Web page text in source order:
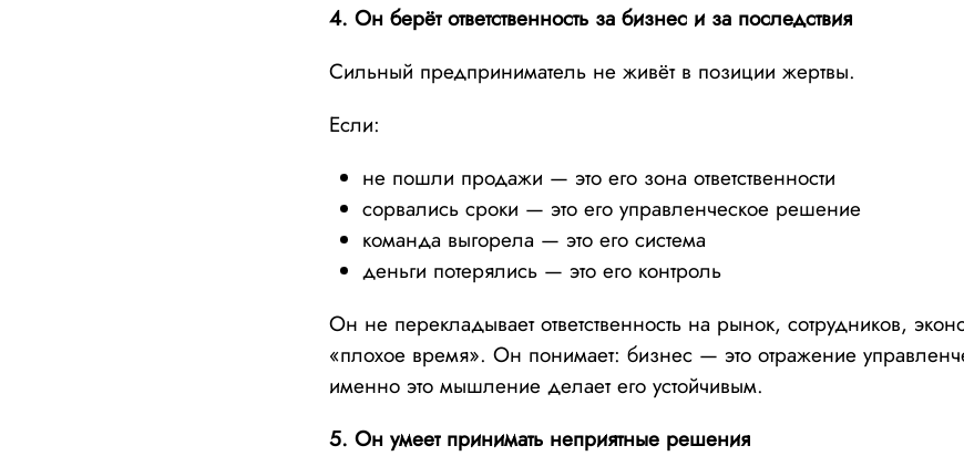
4. Он берёт ответственность за бизнес и за последствия
Сильный предприниматель не живёт в позиции жертвы.
Если:
не пошли продажи — это его зона ответственности
сорвались сроки — это его управленческое решение
команда выгорела — это его система
деньги потерялись — это его контроль
Он не перекладывает ответственность на рынок, сотрудников,
«плохое время». Он понимает: бизнес — это отражение
именно это мышление делает его устойчивым.
5. Он умеет принимать неприятные решения